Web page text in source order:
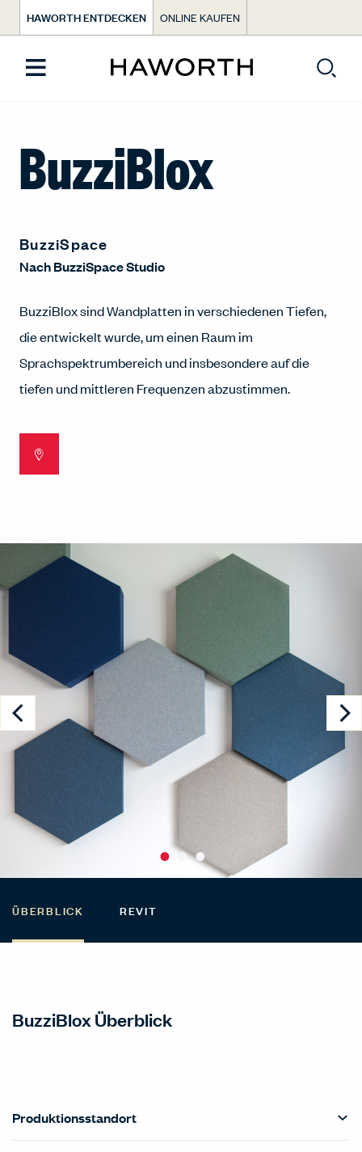
HAWORTH ENTDECKEN ONLINE KAUFEN
BuzziBlox
BuzziSpace
NachBuzziSpace Studio
BuzziBlox sind Wandplatten in verschiedenen Tiefen,
die entwickelt wurde, um einen Raum im
Sprachspektrumbereich und insbesondere auf die
tiefen und mittleren Frequenzen abzustimmen.
ÜBERBLICK REVIT
BuzziBlox Überblick
Produktionsstandort